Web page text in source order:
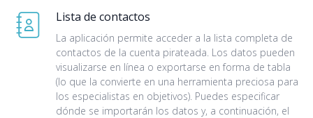
Lista de contactos
La aplicación permite acceder a la lista completa de
contactos de la cuenta pirateada. Los datos pueden
visualizarse en línea o exportarse en forma de tabla
(lo que la convierte en una herramienta preciosa para
los especialistas en objetivos). Puedes especificar
dónde se importarán los datos y, a continuación, el